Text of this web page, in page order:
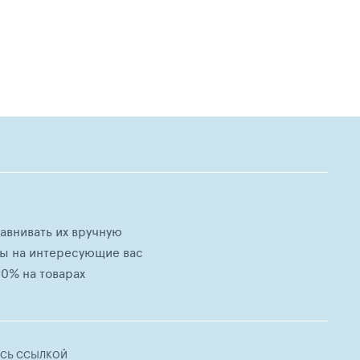
их вручную
на интересующие вас
на товарах
ССЫЛКОЙ